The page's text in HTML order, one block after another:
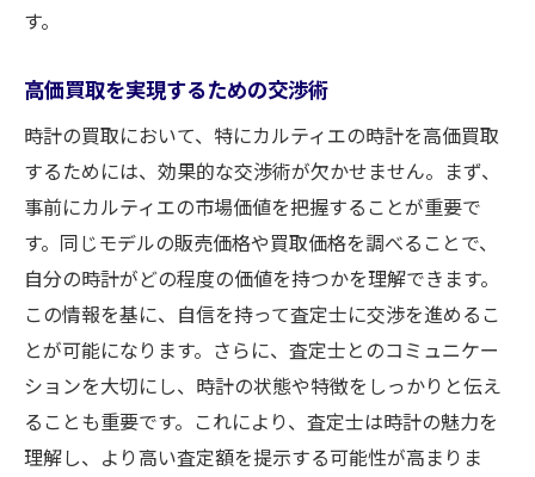
高額査定を受けるための交渉術
買取保証とその利用法
価格保証制度の活用方法
市場の動向を見極めるポイント
複数の査定で見つけるカルティエ時計の真価
複数査定が必要な理由
査定結果を比較する方法
異なる査定士の意見を活かす
店舗選びの際の注意点
ネット査定と実店舗査定の使い分け
す。
高価買取を実現するための交渉術
時計の買取において、特にカルティエの時計を高価買取
するためには、効果的な交渉術が欠かせません。まず、
事前にカルティエの市場価値を把握することが重要で
す。同じモデルの販売価格や買取価格を調べることで、
自分の時計がどの程度の価値を持つかを理解できます。
この情報を基に、自信を持って査定士に交渉を進めるこ
とが可能になります。さらに、査定士とのコミュニケー
ションを大切にし、時計の状態や特徴をしっかりと伝え
ることも重要です。これにより、査定士は時計の魅力を
理解し、より高い査定額を提示する可能性が高まりま